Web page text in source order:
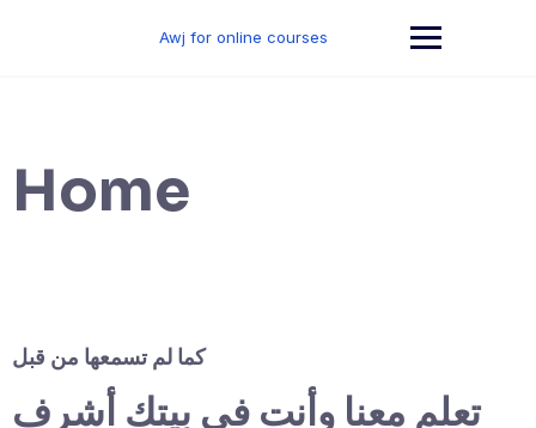
Awj for online courses
Home
كما لم تسمعها من قبل
تعلم معنا وأنت في بيتك أشرف